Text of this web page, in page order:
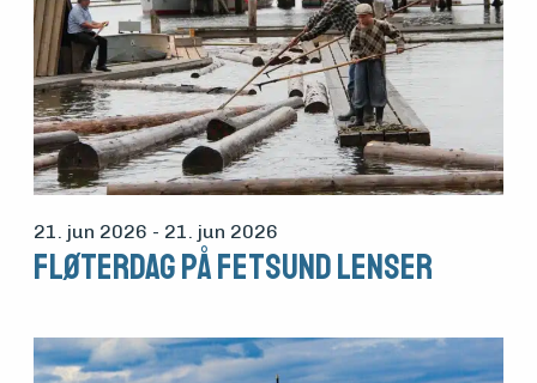
21. jun 2026 - 21. jun 2026
Fløterdag på Fetsund lenser